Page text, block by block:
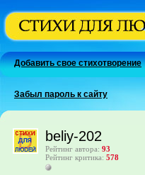
Добавить свое стихотворение
Забыл пароль к сайту
beliy-202
Рейтинг автора: 93
Рейтинг критика: 578